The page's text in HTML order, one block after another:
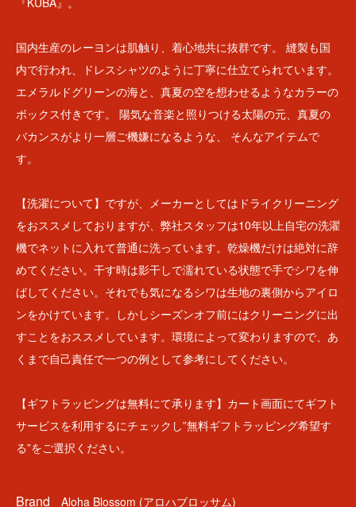
国内生産のレーヨンは肌触り、着心地共に抜群です。 縫製も国
内で行われ、ドレスシャツのように丁寧に仕立てられています。
エメラルドグリーンの海と、真夏の空を想わせるようなカラーの
ボックス付きです。 陽気な音楽と照りつける太陽の元、真夏の
バカンスがより一層ご機嫌になるような、 そんなアイテムで
す。
【洗濯について】ですが、メーカーとしてはドライクリーニング
をおススメしておりますが、弊社スタッフは10年以上自宅の洗濯
機でネットに入れて普通に洗っています。乾燥機だけは絶対に辞
めてください。干す時は影干しで濡れている状態で手でシワを伸
ばしてください。それでも気になるシワは生地の裏側からアイロ
ンをかけています。しかしシーズンオフ前にはクリーニングに出
すことをおススメしています。環境によって変わりますので、あ
くまで自己責任で一つの例として参考にしてください。
【ギフトラッピングは無料にて承ります】カート画面にてギフト
サービスを利用するにチェックし”無料ギフトラッピング希望す
る”をご選択ください。
Brand Aloha Blossom (アロハブロッサム)